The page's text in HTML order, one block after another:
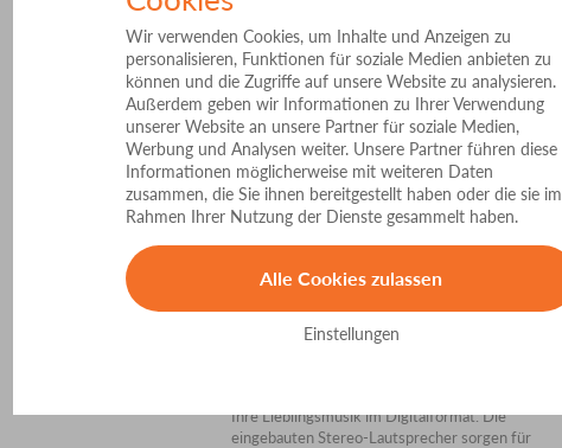
Frisch- und Abluftsystem
Mit unserem Frisch- bzw. Abluftsystem
werden Sie in der Infrarotkabine je nach
Bedarf mit frischer Luft versorgt. So können
Sie Ihre Infrarotkabine sicherlich länger
nutzen.
Musiksystem
Ihre Lieblingsmusik im Digitalformat. Die
eingebauten Stereo-Lautsprecher sorgen für
Wir verwenden Cookies, um Inhalte und Anzeigen zu
personalisieren, Funktionen für soziale Medien anbieten zu
können und die Zugriffe auf unsere Website zu analysieren.
Außerdem geben wir Informationen zu Ihrer Verwendung
unserer Website an unsere Partner für soziale Medien,
Werbung und Analysen weiter. Unsere Partner führen diese
Informationen möglicherweise mit weiteren Daten
zusammen, die Sie ihnen bereitgestellt haben oder die sie im
Rahmen Ihrer Nutzung der Dienste gesammelt haben.
Alle Cookies zulassen
Einstellungen